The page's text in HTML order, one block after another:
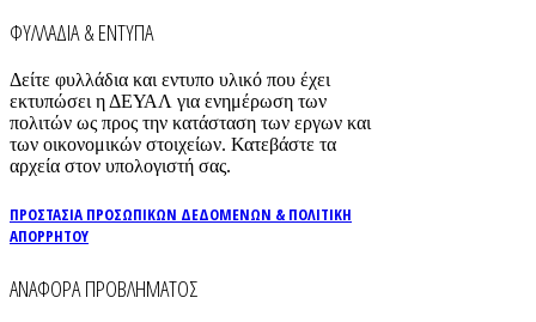
ΦΥΛΛΑΔΙΑ & ΕΝΤΥΠΑ
Δείτε φυλλάδια και εντυπο υλικό που έχει
εκτυπώσει η ΔΕΥΑΛ για ενημέρωση των
πολιτών ως προς την κατάσταση των εργων και
των οικονομικών στοιχείων. Κατεβάστε τα
αρχεία στον υπολογιστή σας.
ΠΡΟΣΤΑΣΙΑ ΠΡΟΣΩΠΙΚΩΝ ΔΕΔΟΜΕΝΩΝ & ΠΟΛΙΤΙΚΗ
ΑΠΟΡΡΗΤΟΥ
ΑΝΑΦΟΡΑ ΠΡΟΒΛΗΜΑΤΟΣ